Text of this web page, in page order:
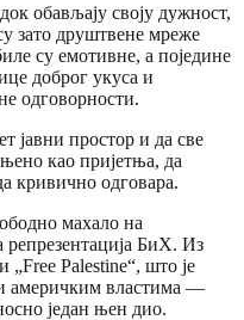
обављају своју дужност,
зато друштвене мреже
су емотивне, а поједине
доброг укуса и
одговорности.
јавни простор и да све
као пријетња, да
кривично одговара.
махало на
репрезентација БиХ. Из
„Free Palestine“, што је
америчким властима —
један њен дио.